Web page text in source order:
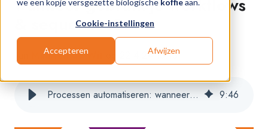
we een kopje versgezette biologische koffieaan.
Cookie-instellingen
Accepteren Afwijzen
wanneer gebruik je workflows
& sequences?
Maarten de Wit op 22-4-24 16:13
Processen automatiseren: wanneer gebruik je workflows & sequences? 9:46